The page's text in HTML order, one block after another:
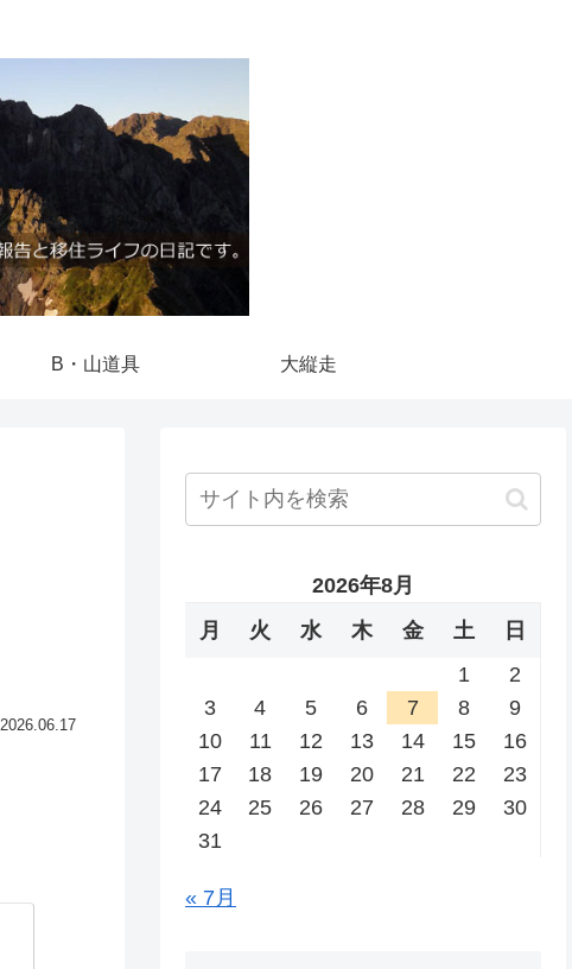
B・山道具 大縦走
2026.06.17
2026年8月
月
火 水 木 金 土
日
1
2
3
4 5 6 7 8
9
10
11 12 13 14 15
16
17
18 19 20 21 22
23
24
25 26 27 28 29
30
31
« 7月